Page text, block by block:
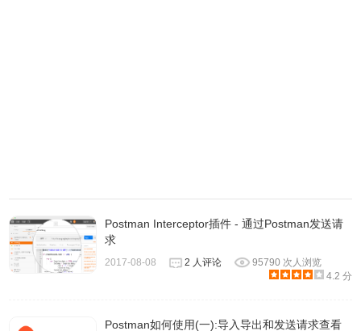
可以通过raw进行传输txt，json xml，html的数据
Postman Interceptor插件 - 通过Postman发送请
求
2017-08-08 2 人评论
95790 次人浏览
4.2 分
Postman如何使用(一):导入导出和发送请求查看